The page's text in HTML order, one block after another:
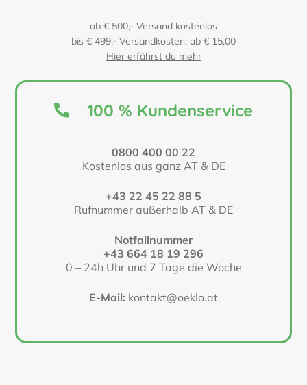
ab € 500,- Versand kostenlos
bis € 499,- Versandkosten: ab € 15,00
Hier erfährst du mehr
100 % Kundenservice
0800 400 00 22
Kostenlos aus ganz AT & DE
+43 22 45 22 88 5
Rufnummer außerhalb AT & DE
Notfallnummer
+43 664 18 19 296
0 – 24h Uhr und 7 Tage die Woche
E-Mail: kontakt@oeklo.at